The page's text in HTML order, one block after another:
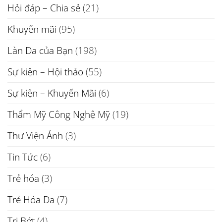
Hỏi đáp – Chia sẻ(21)
Khuyến mãi (95)
Làn Da của Bạn (198)
Sự kiện – Hội thảo (55)
Sự kiện – Khuyến Mãi (6)
Thẩm Mỹ Công Nghệ Mỹ(19)
Thư Viện Ảnh (3)
Tin Tức(6)
Trẻ hóa (3)
Trẻ Hóa Da (7)